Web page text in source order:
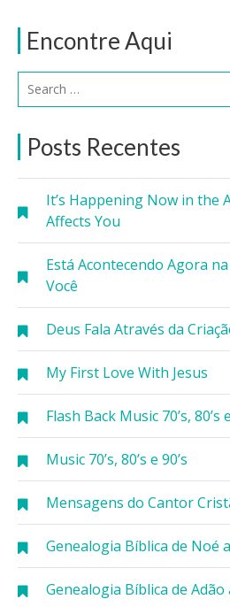
Encontre Aqui
Posts Recentes
It’s Happening Now in the
Affects You
Está Acontecendo Agora
Você
Deus Fala Através da
My First Love With Jesus
Flash Back Music 70’s, 80’s
Music 70’s, 80’s e 90’s
Mensagens do Cantor
Genealogia Bíblica de Noé
Genealogia Bíblica de Adão